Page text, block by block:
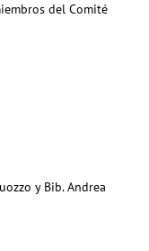
del Comité
y Bib. Andrea